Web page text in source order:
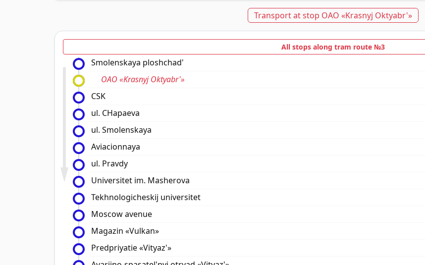
Transport at stop OAO «Krasnyj Oktyabr'»
All stops along tram route №3
Smolenskaya ploshchad'
OAO «Krasnyj Oktyabr'»
CSK
ul. CHapaeva
ul. Smolenskaya
Aviacionnaya
ul. Pravdy
Universitet im. Masherova
Tekhnologicheskij universitet
Moscow avenue
Magazin «Vulkan»
Predpriyatie «Vityaz'»